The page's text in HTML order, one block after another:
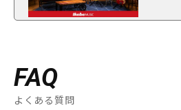
FAQ
よくある質問